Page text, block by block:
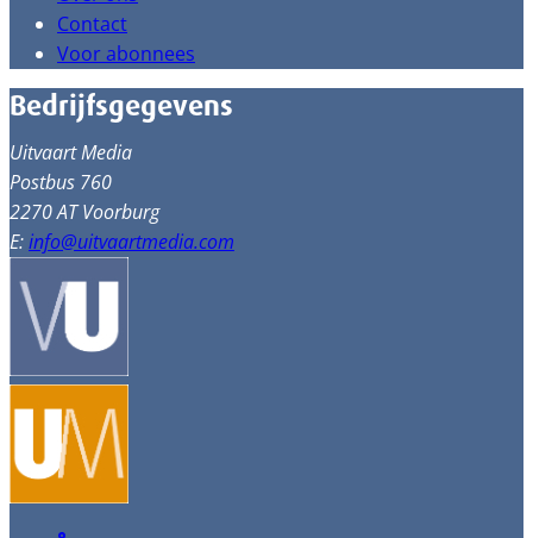
Contact
Voor abonnees
Bedrijfsgegevens
Uitvaart Media
Postbus 760
2270 AT Voorburg
E:info@uitvaartmedia.com